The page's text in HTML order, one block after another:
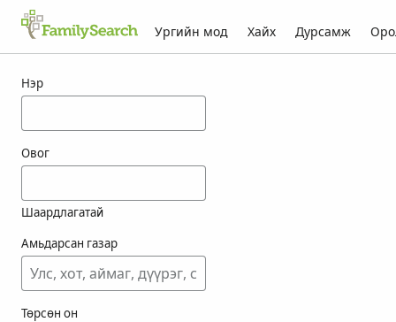
Ургийн мод Хайх Дурсамж
Нэр
Овог
Шаардлагатай
Амьдарсан газар
Төрсөн он